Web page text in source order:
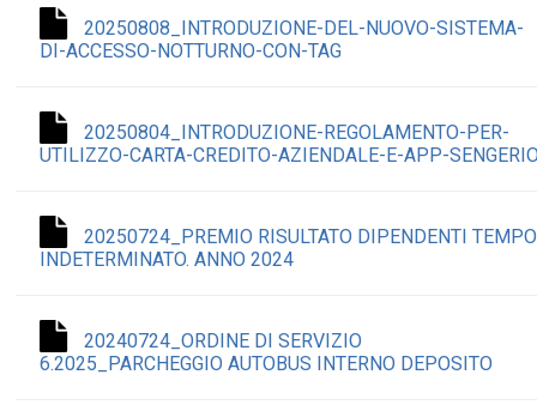
20250808_INTRODUZIONE-DEL-NUOVO-SISTEMA-
DI-ACCESSO-NOTTURNO-CON-TAG
20250804_INTRODUZIONE-REGOLAMENTO-PER-
UTILIZZO-CARTA-CREDITO-AZIENDALE-E-APP-
20250724_PREMIO RISULTATO DIPENDENTI TEMPO
INDETERMINATO. ANNO 2024
20240724_ORDINE DI SERVIZIO
6.2025_PARCHEGGIO AUTOBUS INTERNO DEPOSITO